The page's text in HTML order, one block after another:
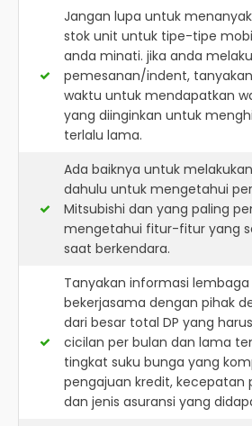
Jangan lupa untuk
stok unit untuk tipe-tipe
anda minati. jika anda
pemesanan/indent,
waktu untuk mendapatkan
yang diinginkan untuk
terlalu lama.
Ada baiknya untuk
dahulu untuk mengetahui
Mitsubishi dan yang paling
mengetahui fitur-fitur yang
saat berkendara.
Tanyakan informasi
bekerjasama dengan pihak
dari besar total DP yang
cicilan per bulan dan lama
tingkat suku bunga yang
pengajuan kredit, kecepatan
dan jenis asuransi yang